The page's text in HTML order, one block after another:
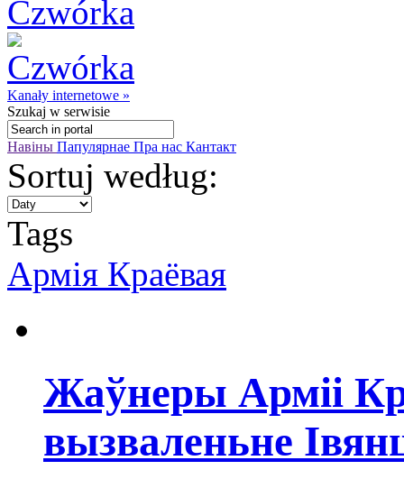
Kanały internetowe »
Szukaj w serwisie
Навіны Папулярнае Пра нас Кантакт
Sortuj według:
Tags
Армія Краёвая
Жаўнеры Арміі
вызваленьне